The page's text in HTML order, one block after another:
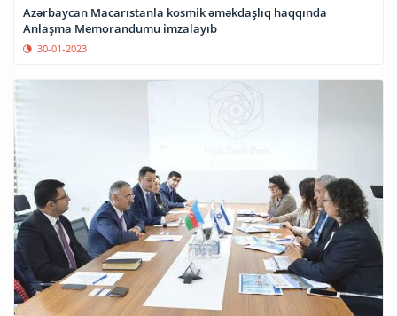
Azərbaycan Macarıstanla kosmik əməkdaşlıq haqqında
Anlaşma Memorandumu imzalayıb
30-01-2023